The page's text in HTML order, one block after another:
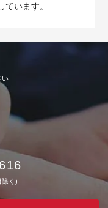
います。
い
除く)